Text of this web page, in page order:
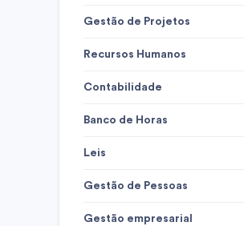
Gestão de Projetos
Recursos Humanos
Contabilidade
Banco de Horas
Leis
Gestão de Pessoas
Gestão empresarial